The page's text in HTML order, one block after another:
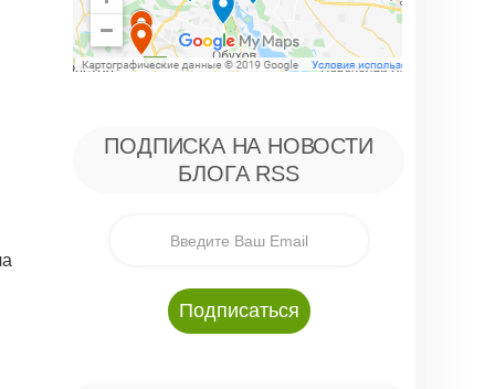
ПОДПИСКА НА НОВОСТИ
БЛОГА RSS